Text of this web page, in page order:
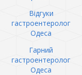
Відгуки
гастроентеролог
Одеса
Гарний
гастроентеролог
Одеса